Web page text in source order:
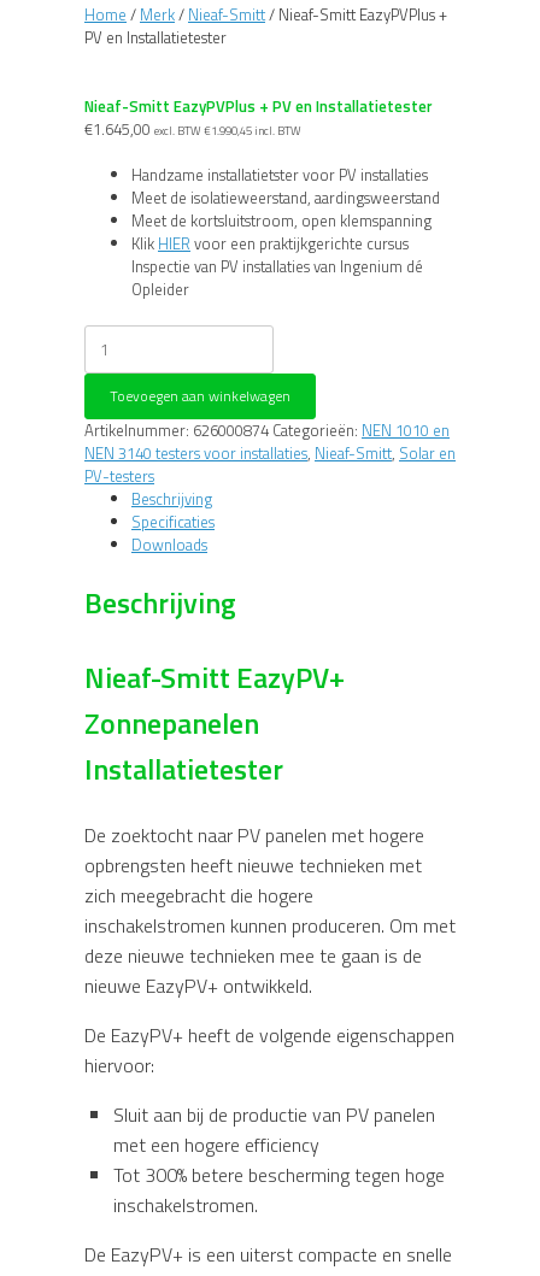
Home / Merk/ Nieaf-Smitt/ Nieaf-Smitt EazyPVPlus +
PV en Installatietester
Nieaf-Smitt EazyPVPlus + PV en Installatietester
€1.645,00 excl. BTW €1.990,45 incl. BTW
Handzame installatietster voor PV installaties
Meet de isolatieweerstand, aardingsweerstand
Meet de kortsluitstroom, open klemspanning
Klik HIER voor een praktijkgerichte cursus
Inspectie van PV installaties van Ingenium dé
Opleider
Nieaf-
Smitt
EazyPVPlus
PV
en
Installatietester
aantal
Toevoegen aan winkelwagen
Artikelnummer: 626000874 Categorieën: NEN 1010 en
NEN 3140 testers voor installaties, Nieaf-Smitt, Solar en
PV-testers
Beschrijving
Specificaties
Downloads
Beschrijving
Nieaf-Smitt EazyPV+
Zonnepanelen
Installatietester
De zoektocht naar PV panelen met hogere
opbrengsten heeft nieuwe technieken met
zich meegebracht die hogere
inschakelstromen kunnen produceren. Om met
deze nieuwe technieken mee te gaan is de
nieuwe EazyPV+ ontwikkeld.
De EazyPV+ heeft de volgende eigenschappen
hiervoor:
Sluit aan bij de productie van PV panelen
met een hogere efficiency
Tot 300% betere bescherming tegen hoge
inschakelstromen.
De EazyPV+ is een uiterst compacte en snelle